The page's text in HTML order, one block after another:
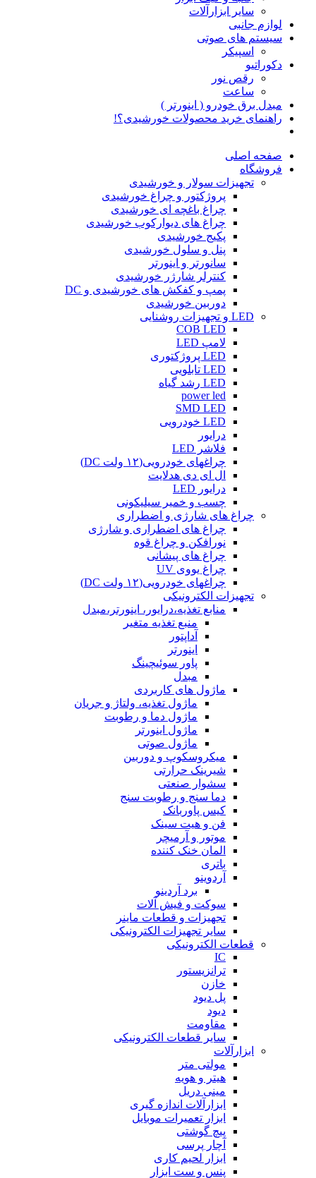
سایر ابزارآلات
لوازم جانبی
سیستم های صوتی
اسپیکر
دکوراتیو
رقص نور
ساعت
مبدل برق خودرو ( اینورتر )
راهنمای خرید محصولات خورشیدی؟!
صفحه اصلی
فروشگاه
تجهیزات سولار و خورشیدی
پروژکتور و چراغ خورشیدی
چراغ باغچه ای خورشیدی
چراغ های دیوارکوب خورشیدی
پکیج خورشیدی
پنل و سلول خورشیدی
سانورتر و اینورتر
کنترلر شارژر خورشیدی
پمپ و کفکش های خورشیدی و DC
دوربین خورشیدی
LED و تجهیزات روشنایی
COB LED
لامپ LED
LED پروژکتوری
LED تابلویی
LED رشد گیاه
power led
SMD LED
LED خودرویی
درایور
فلاشر LED
چراغهای خودرویی(۱۲ ولت DC)
ال ای دی هدلایت
درایور LED
چسب و خمیر سیلیکونی
چراغ های شارژی و اضطراری
چراغ های اضطراری و شارژی
نورافکن و چراغ قوه
چراغ های پیشانی
چراغ یووی UV
چراغهای خودرویی(۱۲ ولت DC)
تجهیزات الکترونیکی
منابع تغذیه،درایور، اینورتر،مبدل
منبع تغذیه متغیر
آداپتور
اینورتر
پاور سوئیچینگ
مبدل
ماژول های کاربردی
ماژول تغذیه، ولتاژ و جریان
ماژول دما و رطوبت
ماژول اینورتر
ماژول صوتی
میکروسکوپ و دوربین
شیرینک حرارتی
سشوار صنعتی
دما سنج و رطوبت سنج
کیس پاوربانک
فن و هیت سینک
موتور و آرمیچر
المان خنک کننده
باتری
آردوینو
برد آردینو
سوکت و فیش آلات
تجهیزات و قطعات ماینر
سایر تجهیزات الکترونیکی
قطعات الکترونیکی
IC
ترانزیستور
خازن
پل دیود
دیود
مقاومت
سایر قطعات الکترونیکی
ابزارآلات
مولتی متر
هیتر و هویه
مینی دریل
ابزارآلات اندازه گیری
ابزار تعمیرات موبایل
پیچ گوشتی
آچار پرسی
ابزار لحیم کاری
پنس و ست ابزار